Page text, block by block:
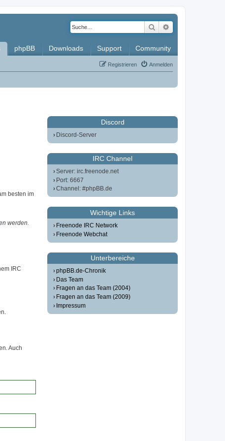
Suche
phpBB Downloads Support Community
Anmelden
Registrieren
besten im
werden.
IRC
Auch
Discord
Discord-Server
IRC Channel
Server: irc.freenode.net
Port: 6667
Channel: #phpBB.de
Wichtige Links
Freenode IRC Network
Freenode Webchat
Unterbereiche
phpBB.de-Chronik
Das Team
Fragen an das Team (2004)
Fragen an das Team (2009)
Impressum